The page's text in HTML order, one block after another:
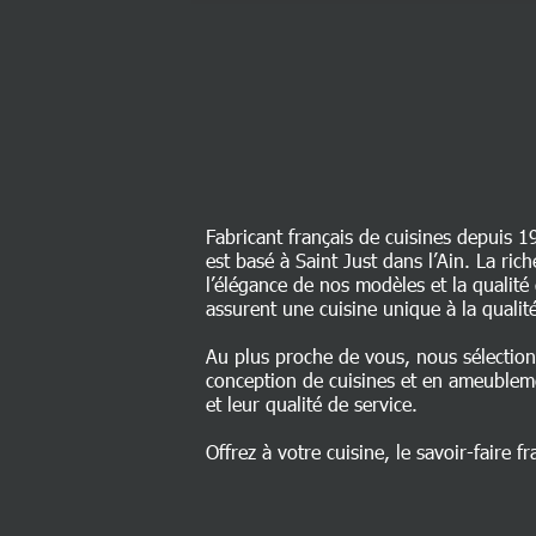
Fabricant français de cuisines depuis
est basé à Saint Just dans l’Ain. La
l’élégance de nos modèles et la
assurent une cuisine unique à la
Au plus proche de vous, nous
conception de cuisines et en
et leur qualité de service.
Offrez à votre cuisine, le savoir-faire